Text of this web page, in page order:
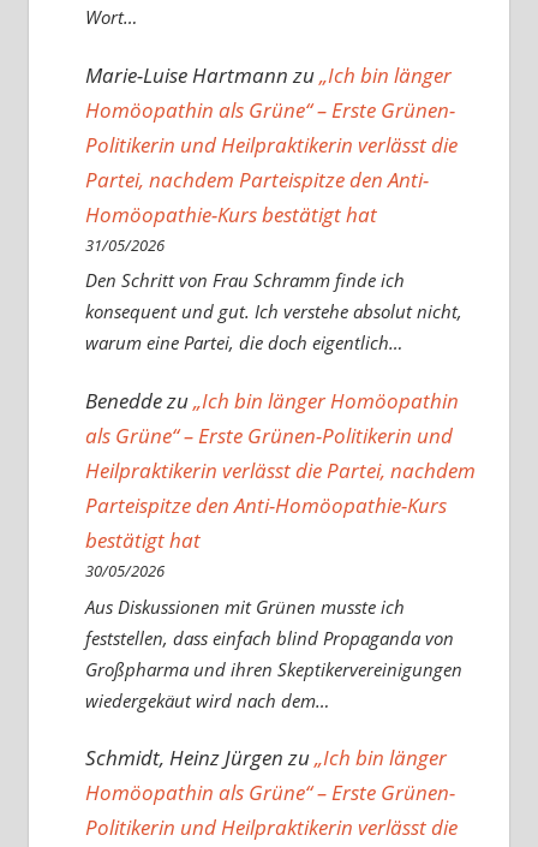
Wort…
Marie-Luise Hartmannzu„Ich bin länger
Homöopathin als Grüne“ – Erste Grünen-
Politikerin und Heilpraktikerin verlässt die
Partei, nachdem Parteispitze den Anti-
Homöopathie-Kurs bestätigt hat
31/05/2026
Den Schritt von Frau Schramm finde ich
konsequent und gut. Ich verstehe absolut nicht,
warum eine Partei, die doch eigentlich…
Beneddezu„Ich bin länger Homöopathin
als Grüne“ – Erste Grünen-Politikerin und
Heilpraktikerin verlässt die Partei, nachdem
Parteispitze den Anti-Homöopathie-Kurs
bestätigt hat
30/05/2026
Aus Diskussionen mit Grünen musste ich
feststellen, dass einfach blind Propaganda von
Großpharma und ihren Skeptikervereinigungen
wiedergekäut wird nach dem…
Schmidt, Heinz Jürgenzu„Ich bin länger
Homöopathin als Grüne“ – Erste Grünen-
Politikerin und Heilpraktikerin verlässt die